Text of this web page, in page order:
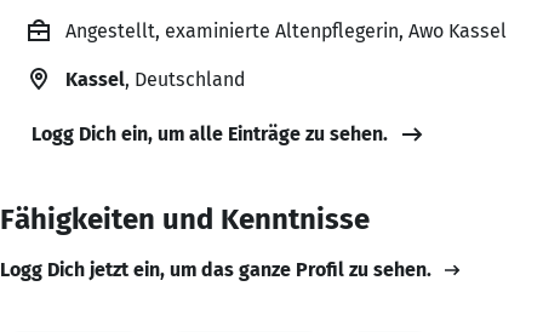
Angestellt, examinierte Altenpflegerin, Awo Kassel
Kassel, Deutschland
Logg Dich ein, um alle Einträge zu sehen.
Fähigkeiten und Kenntnisse
Logg Dich jetzt ein, um das ganze Profil zu sehen.